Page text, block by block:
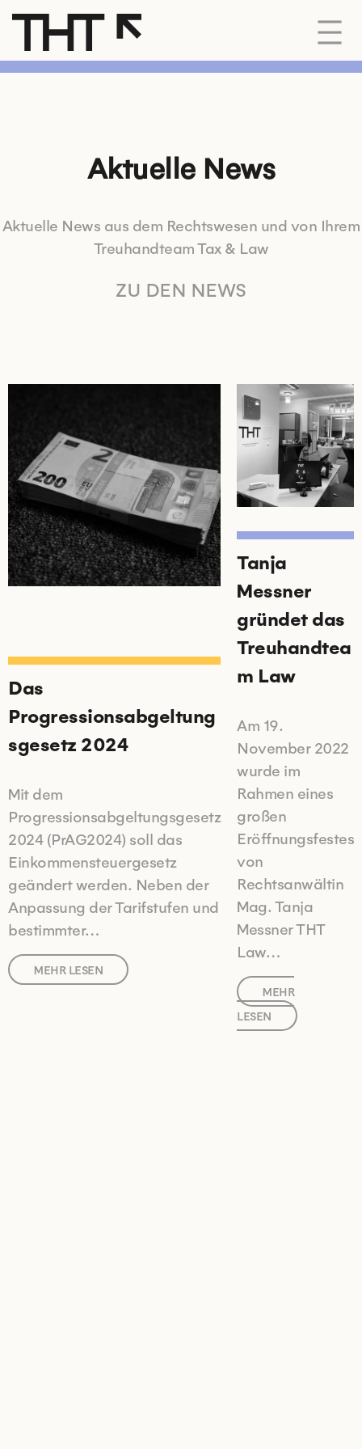
Aktuelle News
Aktuelle News aus dem Rechtswesen und von Ihrem
Treuhandteam Tax & Law
ZU DEN NEWS
Das
Progressionsabgeltung
sgesetz 2024
Mit dem
Progressionsabgeltungsgesetz
2024 (PrAG2024) soll das
Einkommensteuergesetz
geändert werden. Neben der
Anpassung der Tarifstufen und
bestimmter…
MEHR LESEN
Tanja
Messner
gründet das
Treuhandtea
m Law
Am 19.
November 2022
wurde im
Rahmen eines
großen
Eröffnungsfestes
von
Rechtsanwältin
Mag. Tanja
Messner THT
Law…
MEHR
LESEN